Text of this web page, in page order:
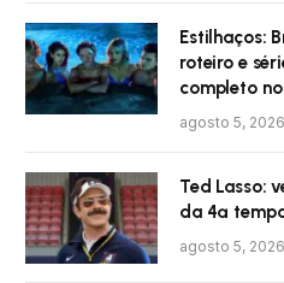
Estilhaços:
roteiro e
completo
agosto 5, 2026
Ted Lasso:
da 4ª
agosto 5, 2026